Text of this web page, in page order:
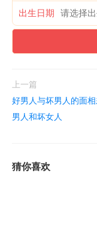
出生日期
上一篇
好男人与坏男人的面
男人和坏女人
猜你喜欢